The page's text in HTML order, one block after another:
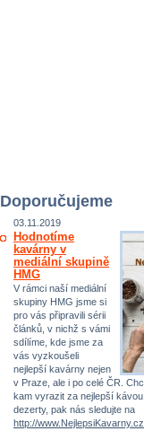
Doporučujeme
03.11.2019
Hodnotíme
kavárny v
mediální skupině
HMG
V rámci naší mediální
skupiny HMG jsme si
pro vás připravili sérii
článků, v nichž s vámi
sdílíme, kde jsme za
vás vyzkoušeli
nejlepší kavárny nejen
v Praze, ale i po celé ČR.
kam vyrazit za nejlepší
dezerty, pak nás sledujte na
http://www.NejlepsiKavarny.cz